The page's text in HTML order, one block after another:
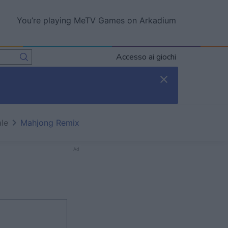
You’re playing MeTV Games on Arkadium
Accesso ai giochi
Mahjong Remix
Ad